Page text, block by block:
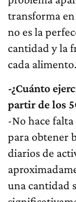
transforma
no es la
cantidad y la
cada alimento.
-¿Cuánto
partir de los
-No hace
para obtener
diarios de
una cantidad